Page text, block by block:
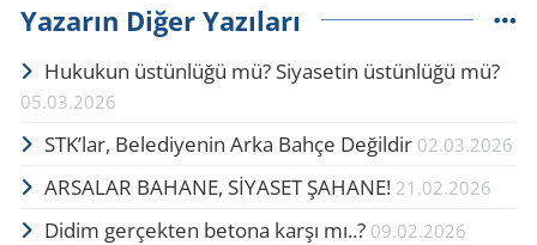
Yazarın Diğer Yazıları
Hukukun üstünlüğü mü? Si­ya­setin üstünlüğü mü?
05.03.2026
STK’lar, Belediyenin Arka Bahçe De­ğil­dir 02.03.2026
AR­SA­LAR BA­HA­NE, SİYASET ŞA­HA­NE! 21.02.2026
Didim ger­çek­ten be­to­na karşı mı..? 09.02.2026